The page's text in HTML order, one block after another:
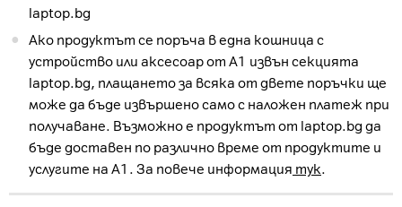
laptop.bg
Ако продуктът се поръча в една кошница с
устройство или аксесоар от А1 извън секцията
laptop.bg, плащането за всяка от двете поръчки ще
може да бъде извършено само с наложен платеж при
получаване. Възможно е продуктът от laptop.bg да
бъде доставен по различно време от продуктите и
услугите на А1. За повече информация тук.